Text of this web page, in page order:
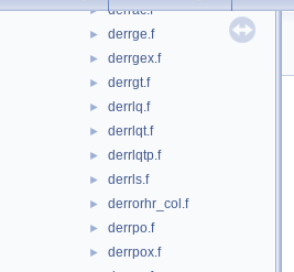
► derrac.f
► derrge.f
► derrgex.f
► derrgt.f
► derrlq.f
► derrlqt.f
► derrlqtp.f
► derrls.f
► derrorhr_col.f
► derrpo.f
► derrpox.f